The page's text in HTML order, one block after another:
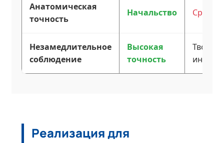
Анатомическая
точность
Начальство
Незамедлительное
соблюдение
Высокая
точность
Реализация для